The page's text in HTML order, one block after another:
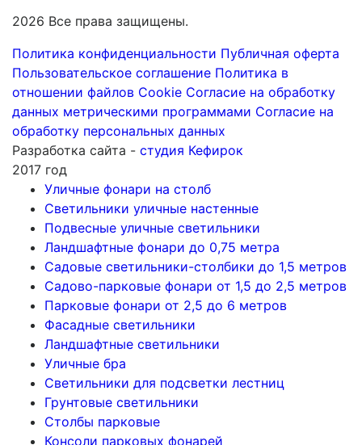
2026 Все права защищены.
Политика конфиденциальности Публичная оферта
Пользовательское соглашение Политика в
отношении файлов Cookie Согласие на обработку
данных метрическими программами Согласие на
обработку персональных данных
Разработка сайта - студия Кефирок
2017 год
Уличные фонари на столб
Светильники уличные настенные
Подвесные уличные светильники
Ландшафтные фонари до 0,75 метра
Садовые светильники-столбики до 1,5 метров
Садово-парковые фонари от 1,5 до 2,5 метров
Парковые фонари от 2,5 до 6 метров
Фасадные светильники
Ландшафтные светильники
Уличные бра
Светильники для подсветки лестниц
Грунтовые светильники
Столбы парковые
Консоли парковых фонарей